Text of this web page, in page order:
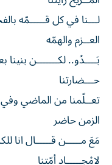
لـــنا في كل قـــــمّه
العــزم والهمّه
بَــــدُو.. لكـــــــن بنينا
حـــضارتنا
تعــلّمنا من الماضي
الزمن حاضر
مَعَ مـــــن قـــــال انا